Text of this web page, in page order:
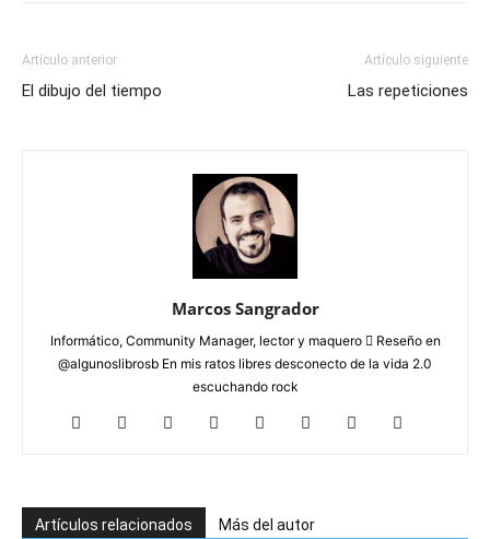
Artículo anterior
El dibujo del tiempo
Artículo siguiente
Las repeticiones
Marcos Sangrador
Informático, Community Manager, lector y maquero  Reseño en
@algunoslibrosb En mis ratos libres desconecto de la vida 2.0
escuchando rock
Artículos relacionados Más del autor